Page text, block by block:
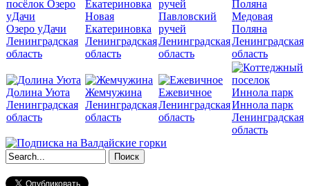
Озеро уДачи
Ленинградская
область
Новая
Екатериновка
Ленинградская
область
Павловский
ручей
Ленинградская
область
Медовая
Поляна
Ленинградская
область
Долина Уюта
Ленинградская
область
Жемчужина
Ленинградская
область
Ежевичное
Ленинградская
область
Иннола парк
Ленинградская
область
Форма поиска